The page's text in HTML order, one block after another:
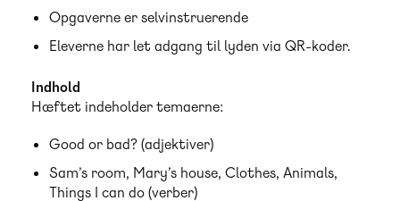
Opgaverne er selvinstruerende
Eleverne har let adgang til lyden via QR-koder.
Indhold
Hæftet indeholder temaerne:
Good or bad? (adjektiver)
Sam’s room, Mary’s house, Clothes, Animals,
Things I can do (verber)